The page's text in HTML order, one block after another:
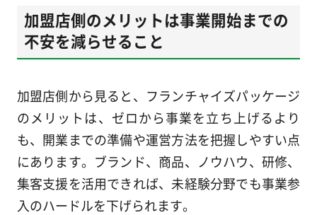
加盟店側のメリットは事業開始までの
不安を減らせること
加盟店側から見ると、フランチャイズパッケージ
のメリットは、ゼロから事業を立ち上げるより
も、開業までの準備や運営方法を把握しやすい点
にあります。ブランド、商品、ノウハウ、研修、
集客支援を活用できれば、未経験分野でも事業参
入のハードルを下げられます。